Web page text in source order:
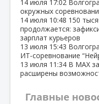
14 июля 17:02
окружных
14 июля 10:48 150
продолжается:
зарплат курьеров
13 июля 15:43
ИТ‑соревнование
13 июля 11:34 В МАХ
расширены
Главные